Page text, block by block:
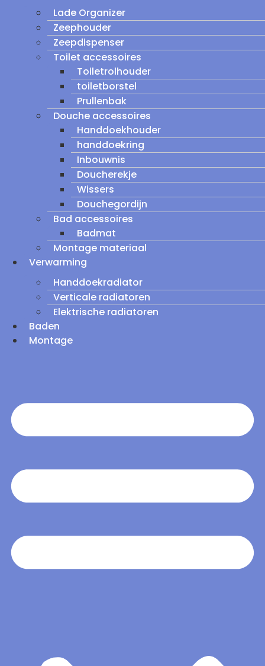
Lade Organizer
Zeephouder
Zeepdispenser
Toilet accessoires
Toiletrolhouder
toiletborstel
Prullenbak
Douche accessoires
Handdoekhouder
handdoekring
Inbouwnis
Doucherekje
Wissers
Douchegordijn
Bad accessoires
Badmat
Montage materiaal
Verwarming
Handdoekradiator
Verticale radiatoren
Elektrische radiatoren
Baden
Montage